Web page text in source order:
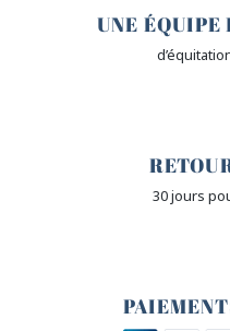
UNE ÉQUIPE
30 jours